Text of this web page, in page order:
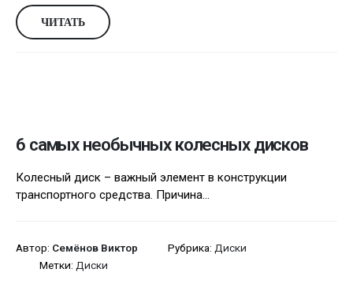
ЧИТАТЬ
6 самых необычных колесных дисков
Колесный диск – важный элемент в конструкции
транспортного средства. Причина...
Автор: Семёнов Виктор Рубрика: Диски
Метки: Диски